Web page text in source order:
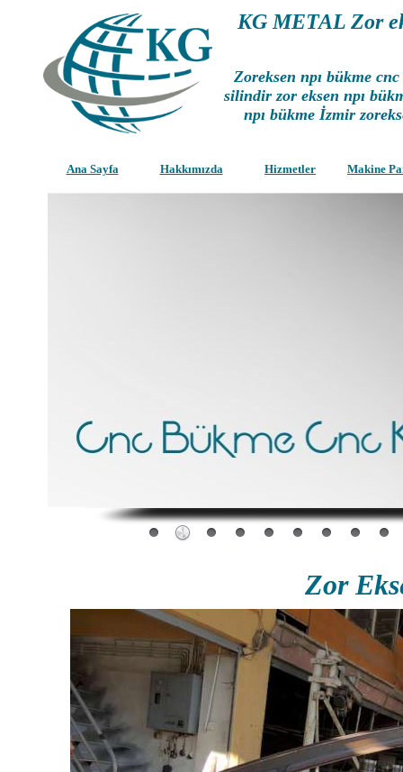
KG METAL Zor
Zoreksen npı bükme
silindir zor eksen npı
npı bükme İzmir
Ana Sayfa Hakkımızda Hizmetler Makine
Zor